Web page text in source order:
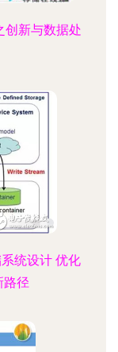
创新与数据处
统设计 优化
路径